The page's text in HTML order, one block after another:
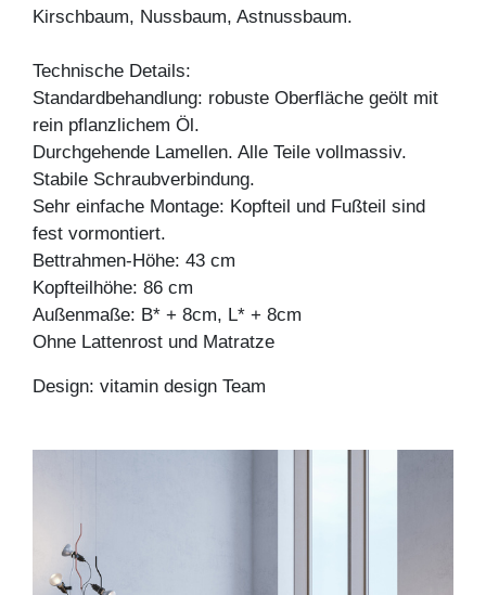
Kirschbaum, Nussbaum, Astnussbaum.
Technische Details:
Standardbehandlung: robuste Oberfläche geölt mit
rein pflanzlichem Öl.
Durchgehende Lamellen. Alle Teile vollmassiv.
Stabile Schraubverbindung.
Sehr einfache Montage: Kopfteil und Fußteil sind
fest vormontiert.
Bettrahmen-Höhe: 43 cm
Kopfteilhöhe: 86 cm
Außenmaße: B* + 8cm, L* + 8cm
Ohne Lattenrost und Matratze
Design: vitamin design Team